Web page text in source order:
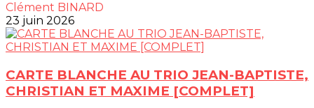
Clément BINARD
23 juin 2026
CARTE BLANCHE AU TRIO JEAN-BAPTISTE,
CHRISTIAN ET MAXIME [COMPLET]